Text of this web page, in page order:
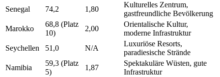
Senegal
74,2 1,80
Kulturelles Zentrum,
gastfreundliche Bevölkerung
Marokko
68,8 (Platz
10)
2,00
Orientalische Kultur,
moderne Infrastruktur
Seychellen
51,0 N/A
Luxuriöse Resorts,
paradiesische Strände
Namibia
59,3 (Platz
5)
1,87
Spektakuläre Wüsten, gute
Infrastruktur